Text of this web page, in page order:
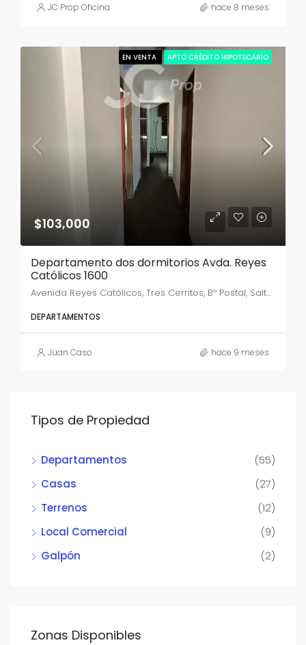
JC Prop Oficina hace 8 meses
EN VENTA APTO CRÉDITO HIPOTECARIO
$103,000
Departamento dos dormitorios Avda. Reyes
Católicos 1600
Avenida Reyes Católicos, Tres Cerritos, Bº Postal, Salta, Capital, Salta, A4400ABL, Argentina
DEPARTAMENTOS
Juan Caso hace 9 meses
Tipos de Propiedad
Departamentos
(55)
Casas
(27)
Terrenos
(12)
Local Comercial
(9)
Galpón
(2)
Zonas Disponibles